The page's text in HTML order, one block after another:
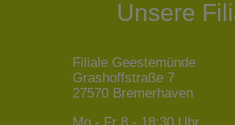
Unsere
Filiale Geestemünde
Grashoffstraße 7
27570 Bremerhaven